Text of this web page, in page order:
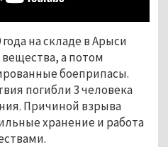
на складе в Арыси
а потом
боеприпасы.
погибли 3 человека
Причиной взрыва
хранение и работа